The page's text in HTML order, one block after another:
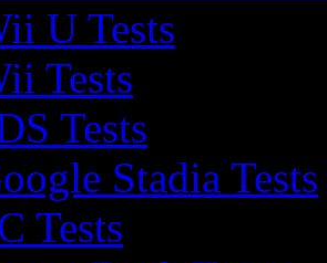
U Tests
Tests
Tests
Stadia Tests
Tests